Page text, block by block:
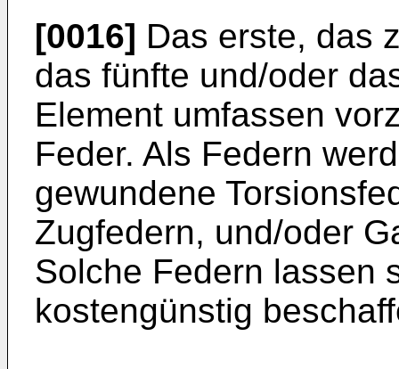
[0016] Das erste, das
das fünfte und/oder
Element umfassen
Feder. Als Federn
gewundene
Zugfedern, und/oder
Solche Federn lassen
kostengünstig